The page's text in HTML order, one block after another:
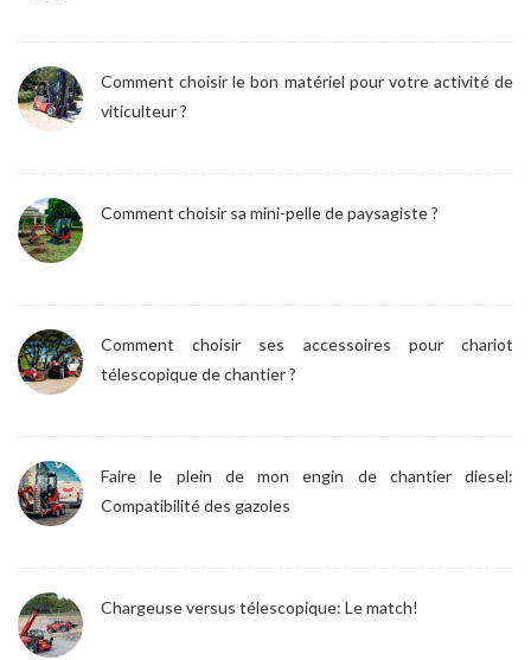
Comment choisir le bon matériel pour votre activité de
viticulteur ?
Comment choisir sa mini-pelle de paysagiste ?
Comment choisir ses accessoires pour chariot
télescopique de chantier ?
Faire le plein de mon engin de chantier diesel:
Compatibilité des gazoles
Chargeuse versus télescopique: Le match!